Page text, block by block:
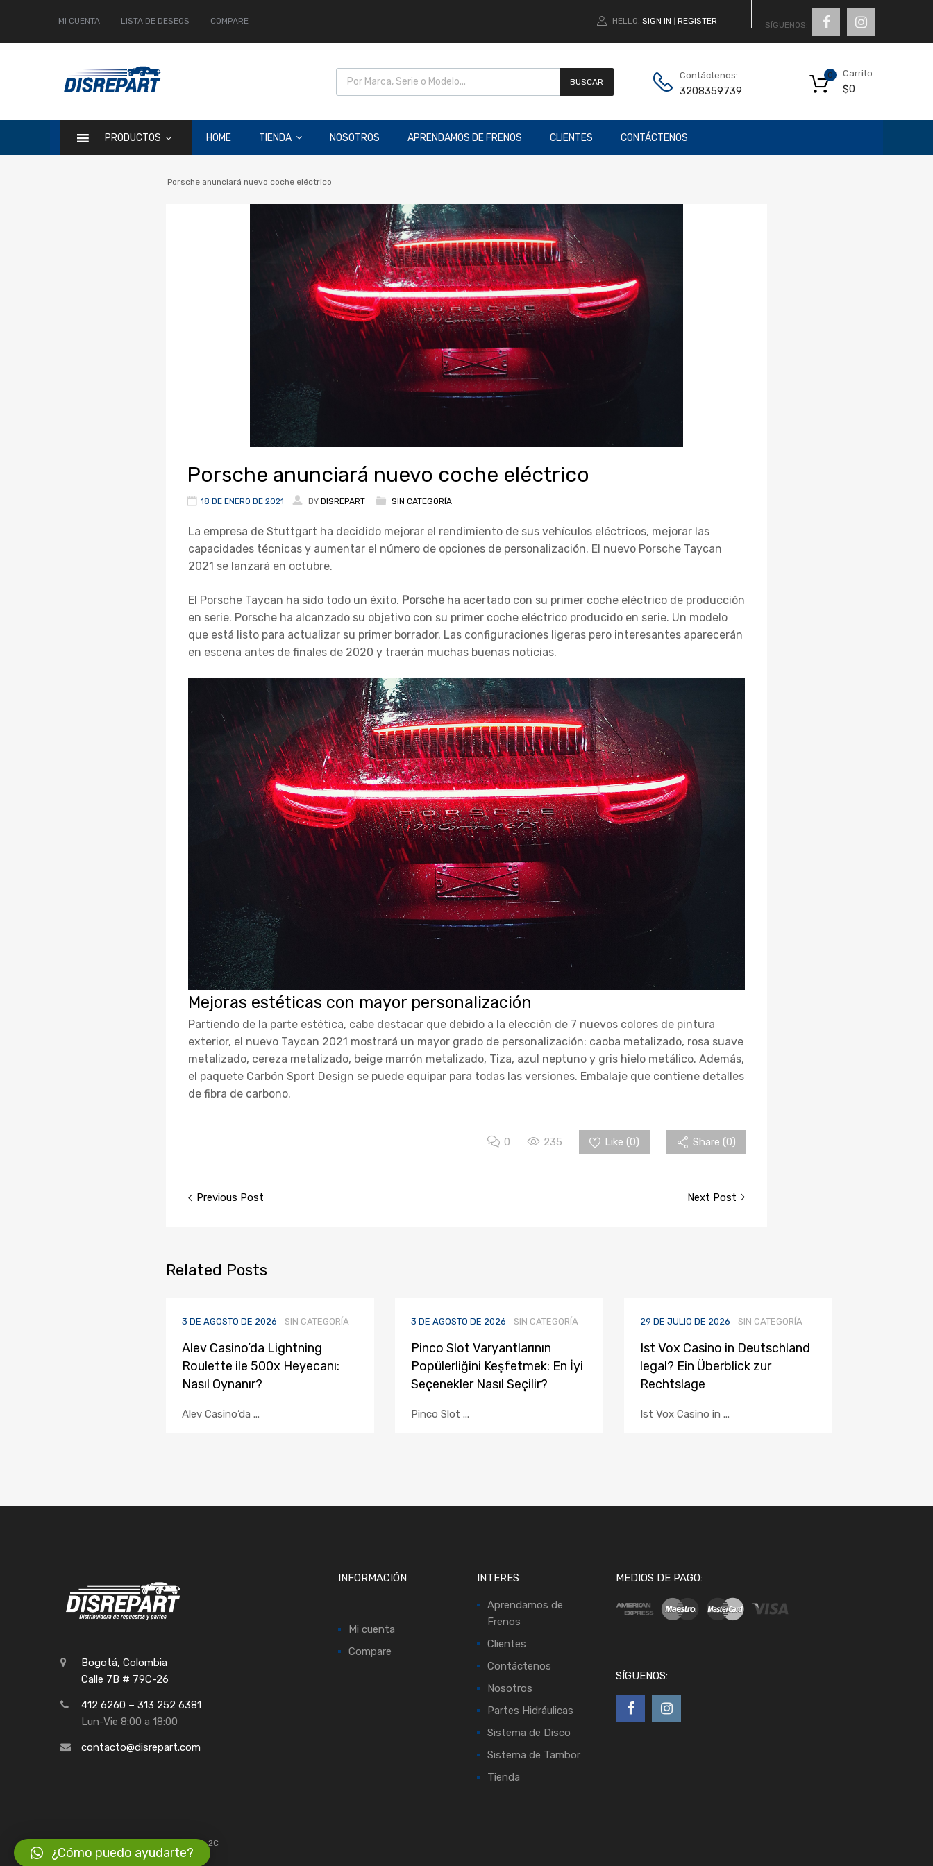
MI CUENTA LISTA DE DESEOS COMPARE HELLO. SIGN IN REGISTER SÍGUENOS:
BUSCAR
Contáctenos:
3208359739
Carrito
$0
0
PRODUCTOS HOME TIENDA NOSOTROS APRENDAMOS DE FRENOS CLIENTES CONTÁCTENOS
Porsche anunciará nuevo coche eléctrico
Porsche anunciará nuevo coche eléctrico
18 DE ENERO DE 2021 BY DISREPART SIN CATEGORÍA
La empresa de Stuttgart ha decidido mejorar el rendimiento de sus vehículos eléctricos, mejorar las
capacidades técnicas y aumentar el número de opciones de personalización. El nuevo Porsche Taycan
2021 se lanzará en octubre.
El Porsche Taycan ha sido todo un éxito. Porsche ha acertado con su primer coche eléctrico de producción
en serie. Porsche ha alcanzado su objetivo con su primer coche eléctrico producido en serie. Un modelo
que está listo para actualizar su primer borrador. Las configuraciones ligeras pero interesantes aparecerán
en escena antes de finales de 2020 y traerán muchas buenas noticias.
Mejoras estéticas con mayor personalización
Partiendo de la parte estética, cabe destacar que debido a la elección de 7 nuevos colores de pintura
exterior, el nuevo Taycan 2021 mostrará un mayor grado de personalización: caoba metalizado, rosa suave
metalizado, cereza metalizado, beige marrón metalizado, Tiza, azul neptuno y gris hielo metálico. Además,
el paquete Carbón Sport Design se puede equipar para todas las versiones. Embalaje que contiene detalles
de fibra de carbono.
0 235 Like (0) Share (0)
Previous Post Next Post
Related Posts
3 DE AGOSTO DE 2026 SIN CATEGORÍA
Alev Casino’da Lightning
Roulette ile 500x Heyecanı:
Nasıl Oynanır?
Alev Casino’da ...
3 DE AGOSTO DE 2026 SIN CATEGORÍA
Pinco Slot Varyantlarının
Popülerliğini Keşfetmek: En İyi
Seçenekler Nasıl Seçilir?
Pinco Slot ...
29 DE JULIO DE 2026 SIN CATEGORÍA
Ist Vox Casino in Deutschland
legal? Ein Überblick zur
Rechtslage
Ist Vox Casino in ...
Bogotá, Colombia
Calle 7B # 79C-26
412 6260 – 313 252 6381
Lun-Vie 8:00 a 18:00
contacto@disrepart.com
INFORMACIÓN
Mi cuenta
Compare
INTERES
Aprendamos de
Frenos
Clientes
Contáctenos
Nosotros
Partes Hidráulicas
Sistema de Disco
Sistema de Tambor
Tienda
MEDIOS DE PAGO:
SÍGUENOS:
Creación: Agencia 2C
¿Cómo puedo ayudarte?